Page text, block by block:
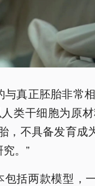
真正胚胎非常
类干细胞为原
，不具备发育成
。”
包括两款模型，